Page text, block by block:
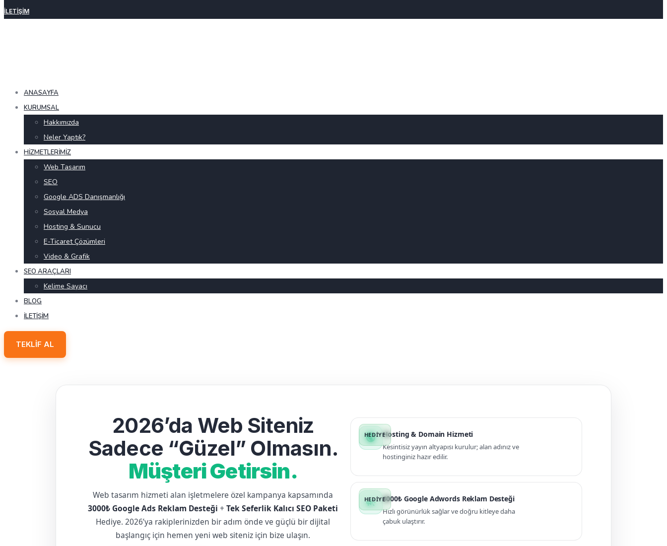
İLETIŞIM
ANASAYFA
KURUMSAL
Hakkımızda
Neler Yaptık?
HIZMETLERIMIZ
Web Tasarım
SEO
Google ADS Danışmanlığı
Sosyal Medya
Hosting & Sunucu
E-Ticaret Çözümleri
Video & Grafik
SEO ARAÇLARI
Kelime Sayacı
BLOG
İLETIŞIM
TEKLIF AL
2026’da Web Siteniz
Sadece “Güzel” Olmasın.
Müşteri Getirsin.
Web tasarım hizmeti alan işletmelere özel kampanya kapsamında
3000₺ Google Ads Reklam Desteği +Tek Seferlik Kalıcı SEO Paketi
Hediye. 2026’ya rakiplerinizden bir adım önde ve güçlü bir dijital
başlangıç için hemen yeni web siteniz için bize ulaşın.
public Hosting & Domain Hizmeti
Kesintisiz yayın altyapısı kurulur; alan adınız ve
hostinginiz hazır edilir.
campaign 3000₺ Google Adwords Reklam Desteği
Hızlı görünürlük sağlar ve doğru kitleye daha
çabuk ulaştırır.